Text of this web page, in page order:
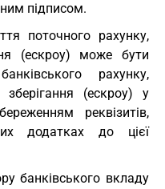
підписом.
поточного рахунку,
(ескроу) може бути
рахунку,
(ескроу) у
реквізитів,
додатках до цієї
банківського вкладу